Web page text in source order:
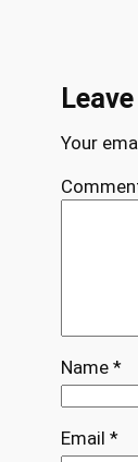
Your
Name *
Email *